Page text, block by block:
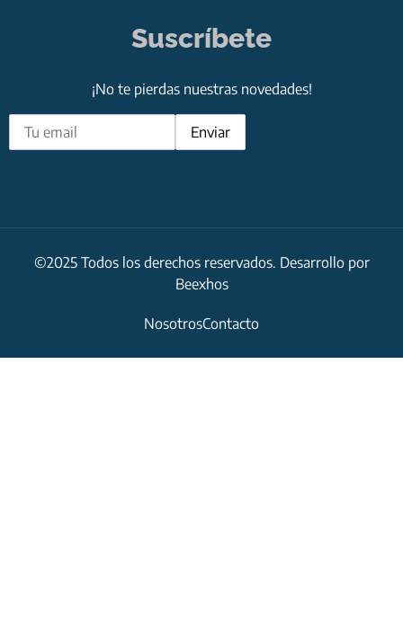
Suscríbete
¡No te pierdas nuestras novedades!
©2025 Todos los derechos reservados. Desarrollo por
Beexhos
NosotrosContacto